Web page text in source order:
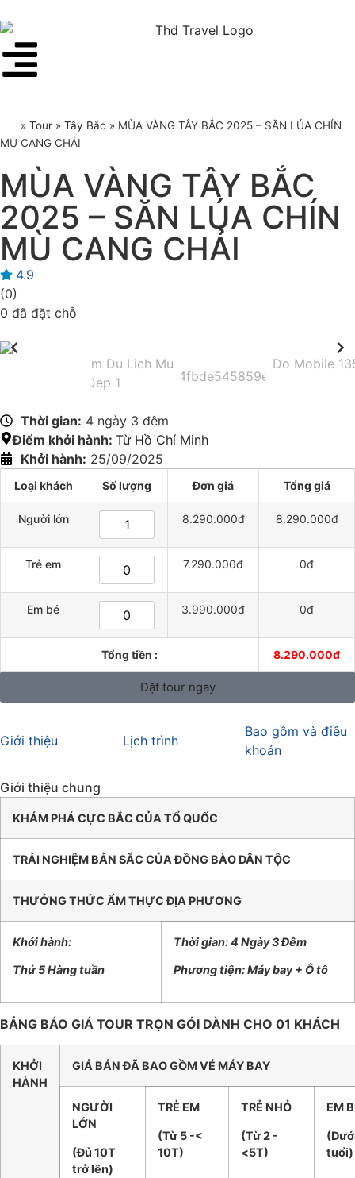
» Tour » Tây Bắc » MÙA VÀNG TÂY BẮC 2025 – SĂN LÚA CHÍN
MÙ CANG CHẢI
MÙA VÀNG TÂY BẮC
2025 – SĂN LÚA CHÍN
MÙ CANG CHẢI
4.9
(0)
0 đã đặt chỗ
Thời gian: 4 ngày 3 đêm
Điểm khởi hành: Từ Hồ Chí Minh
Khởi hành: 25/09/2025
Loại khách Số lượng Đơn giá Tổng giá
Người lớn 8.290.000đ 8.290.000đ
Trẻ em 7.290.000đ 0đ
Em bé 3.990.000đ 0đ
Tổng tiền : 8.290.000đ
Đặt tour ngay
Giới thiệu Lịch trình
Bao gồm và điều
khoản
Giới thiệu chung
KHÁM PHÁ CỰC BẮC CỦA TỔ QUỐC
TRẢI NGHIỆM BẢN SẮC CỦA ĐỒNG BÀO DÂN TỘC
THƯỞNG THỨC ẨM THỰC ĐỊA PHƯƠNG
Khởi hành:
Thứ 5 Hàng tuần
Thời gian: 4 Ngày 3 Đêm
Phương tiện: Máy bay + Ô tô
BẢNG BÁO GIÁ TOUR TRỌN GÓI DÀNH CHO 01 KHÁCH
KHỞI
HÀNH
GIÁ BÁN ĐÃ BAO GỒM VÉ MÁY BAY
NGƯỜI
LỚN
(Đủ 10T
trở lên)
TRẺ EM
(Từ 5 -<
10T)
TRẺ NHỎ
(Từ 2 -
<5T)
EM
tuổi)